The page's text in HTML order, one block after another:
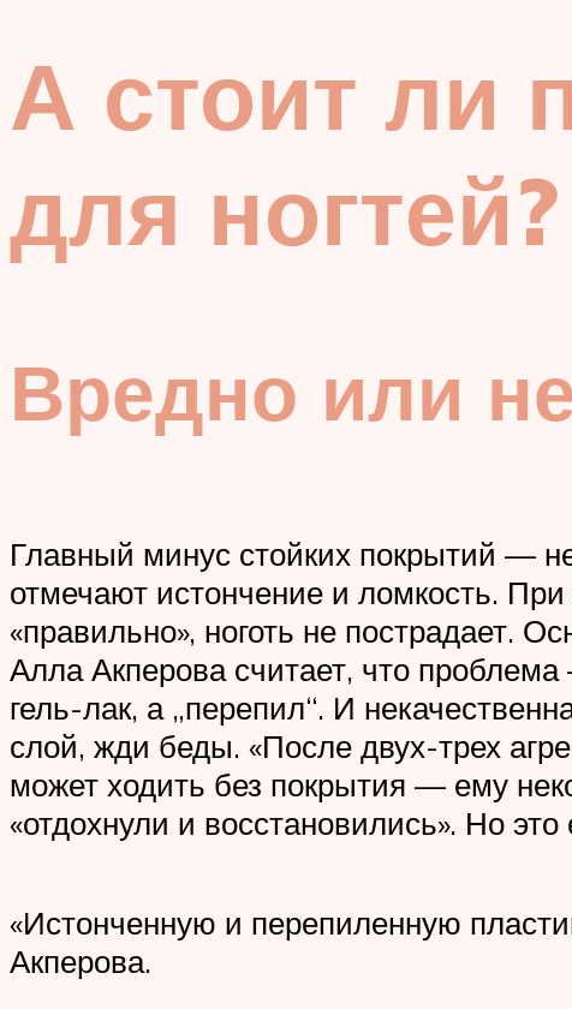
А стоит ли
для ногтей?
Вредно или
Главный минус стойких покрытий —
отмечают истончение и ломкость.
«правильно», ноготь не пострадает.
Алла Акперова считает, что
гель-лак, а „перепил“. И
слой, жди беды. «После двух-трех
может ходить без покрытия — ему
«отдохнули и восстановились». Но
«Истонченную и перепиленную
Акперова.